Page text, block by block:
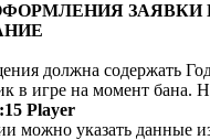
ЗАЯВКИ
должна содержать
в игре на момент бана.
Player
можно указать данные